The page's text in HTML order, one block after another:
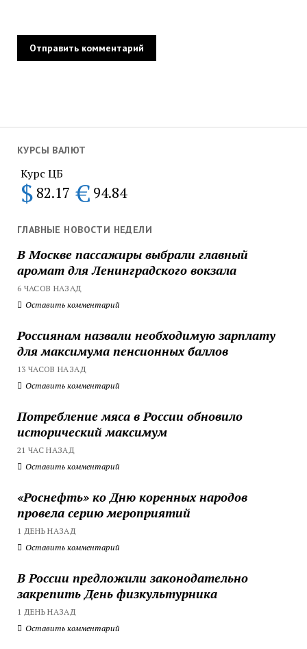
КУРСЫ ВАЛЮТ
Курс ЦБ
$ 82.17 € 94.84
ГЛАВНЫЕ НОВОСТИ НЕДЕЛИ
В Москве пассажиры выбрали главный
аромат для Ленинградского вокзала
6 ЧАСОВ НАЗАД
Оставить комментарий
Россиянам назвали необходимую зарплату
для максимума пенсионных баллов
13 ЧАСОВ НАЗАД
Оставить комментарий
Потребление мяса в России обновило
исторический максимум
21 ЧАС НАЗАД
Оставить комментарий
«Роснефть» ко Дню коренных народов
провела серию мероприятий
1 ДЕНЬ НАЗАД
Оставить комментарий
В России предложили законодательно
закрепить День физкультурника
1 ДЕНЬ НАЗАД
Оставить комментарий